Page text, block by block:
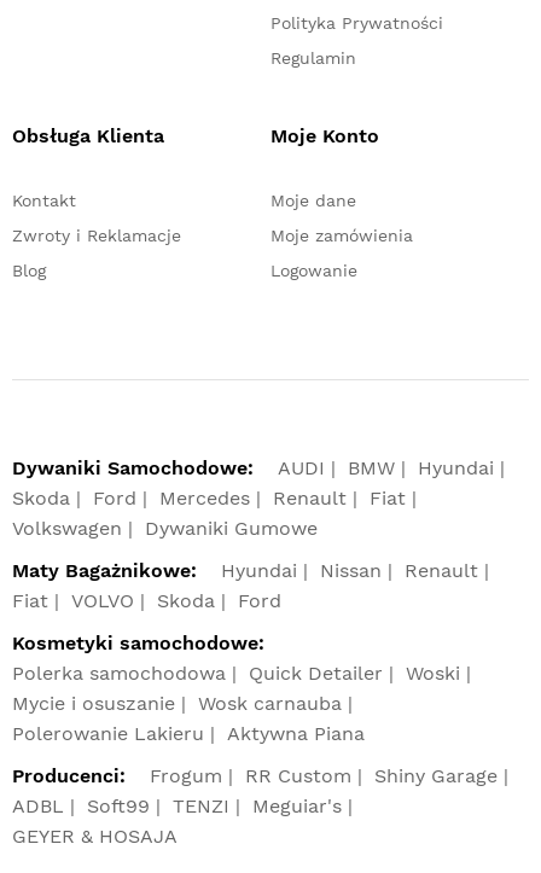
Polityka Prywatności
Regulamin
Obsługa Klienta
Kontakt
Zwroty i Reklamacje
Blog
Moje Konto
Moje dane
Moje zamówienia
Logowanie
Dywaniki Samochodowe: AUDI BMW
Hyundai
Skoda
Ford Mercedes Renault
Fiat
Volkswagen
Dywaniki Gumowe
Maty Bagażnikowe:
Hyundai Nissan
Renault
Fiat
VOLVO Skoda
Ford
Kosmetyki samochodowe:
Polerka samochodowa
Quick Detailer
Woski
Mycie i osuszanie
Wosk carnauba
Polerowanie Lakieru
Aktywna Piana
Producenci:
Frogum RR Custom
Shiny Garage
ADBL
Soft99 TENZI
Meguiar's
GEYER & HOSAJA